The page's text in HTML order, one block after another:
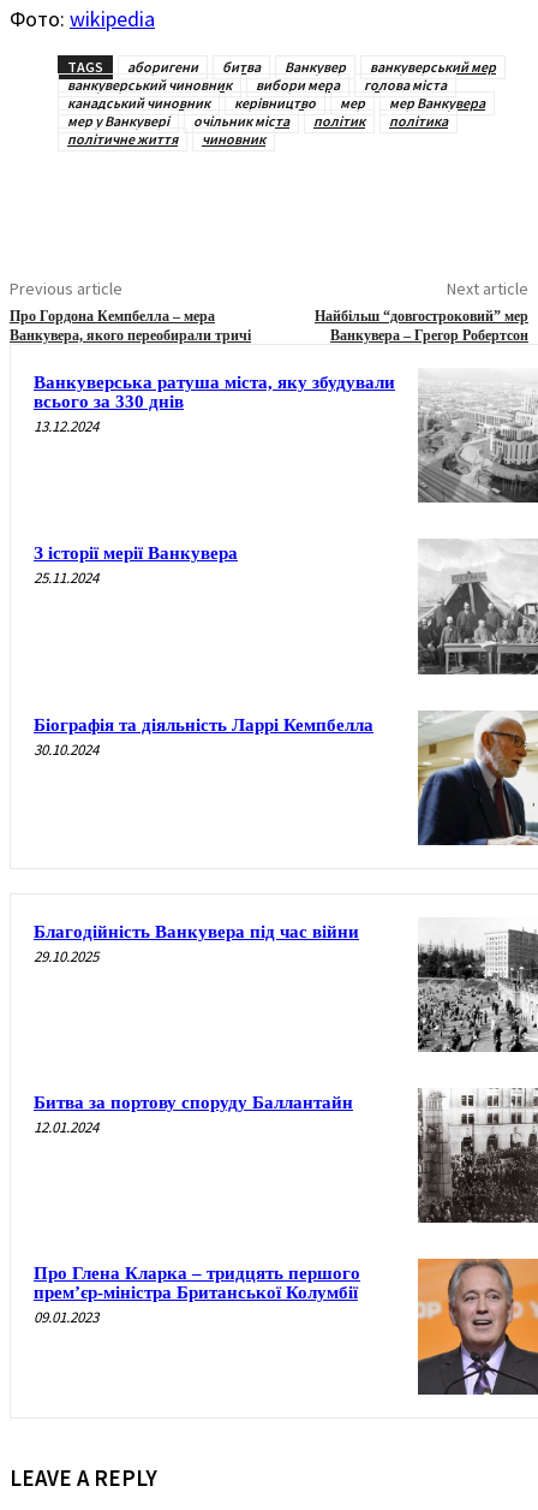
Фото: wikipedia
TAGS аборигени битва Ванкувер
ванкуверський мер
ванкуверський чиновник
вибори мера
голова міста
канадський чиновник
керівництво мер
мер Ванкувера
мер у Ванкувері
очільник міста політик
політика
політичне життя
чиновник
Previous article
Про Гордона Кемпбелла – мера
Ванкувера, якого переобирали тричі
Next article
Найбільш “довгостроковий” мер
Ванкувера – Грегор Робертсон
Ванкуверська ратуша міста, яку збудували
всього за 330 днів
13.12.2024
З історії мерії Ванкувера
25.11.2024
Біографія та діяльність Ларрі Кемпбелла
30.10.2024
Благодійність Ванкувера під час війни
29.10.2025
Битва за портову споруду Баллантайн
12.01.2024
Про Глена Кларка – тридцять першого
прем’єр-міністра Британської Колумбії
09.01.2023
LEAVE A REPLY